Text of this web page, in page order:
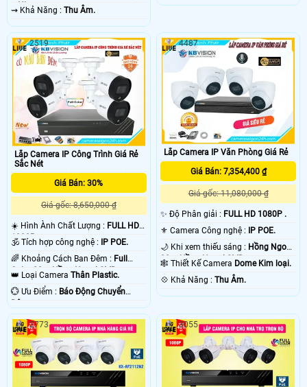
+ Nhựa.
️⇝ Khả Năng : Thu Âm.
Lắp Camera IP Công Trình Giá Rẻ
Sắc Nét
Giá Bán: 30%
Giá gốc: 8,650,000 ₫
☀️ Hình Ành Chất Lượng : FULL HD
1080P .
🕉️ Tích hợp công nghệ : IP POE.
🌈 Khoảng Cách Ban Đêm : Full
Color 20m Hồng Ngoại SMD.
👑 Loại Camera Thân Plastic.
️💮 Ưu Điểm : Báo Động Chuyển
Động.
2519
Lắp Camera IP Văn Phòng Giá Rẻ
Giá Bán: 7,354,400 ₫
Giá gốc: 11,080,000 ₫
✨ Độ Phân giải : FULL HD 1080P .
⚜️ Camera Công nghệ :
IP POE.
🌙 Khi xem thiếu sáng : Hồng Ngoại
30m Hồng Ngoại SMD.
🕸️ Thiết Kế Camera Dome Kim loại.
️💠 Khả Năng :Thu Âm.
4487
2773 3055